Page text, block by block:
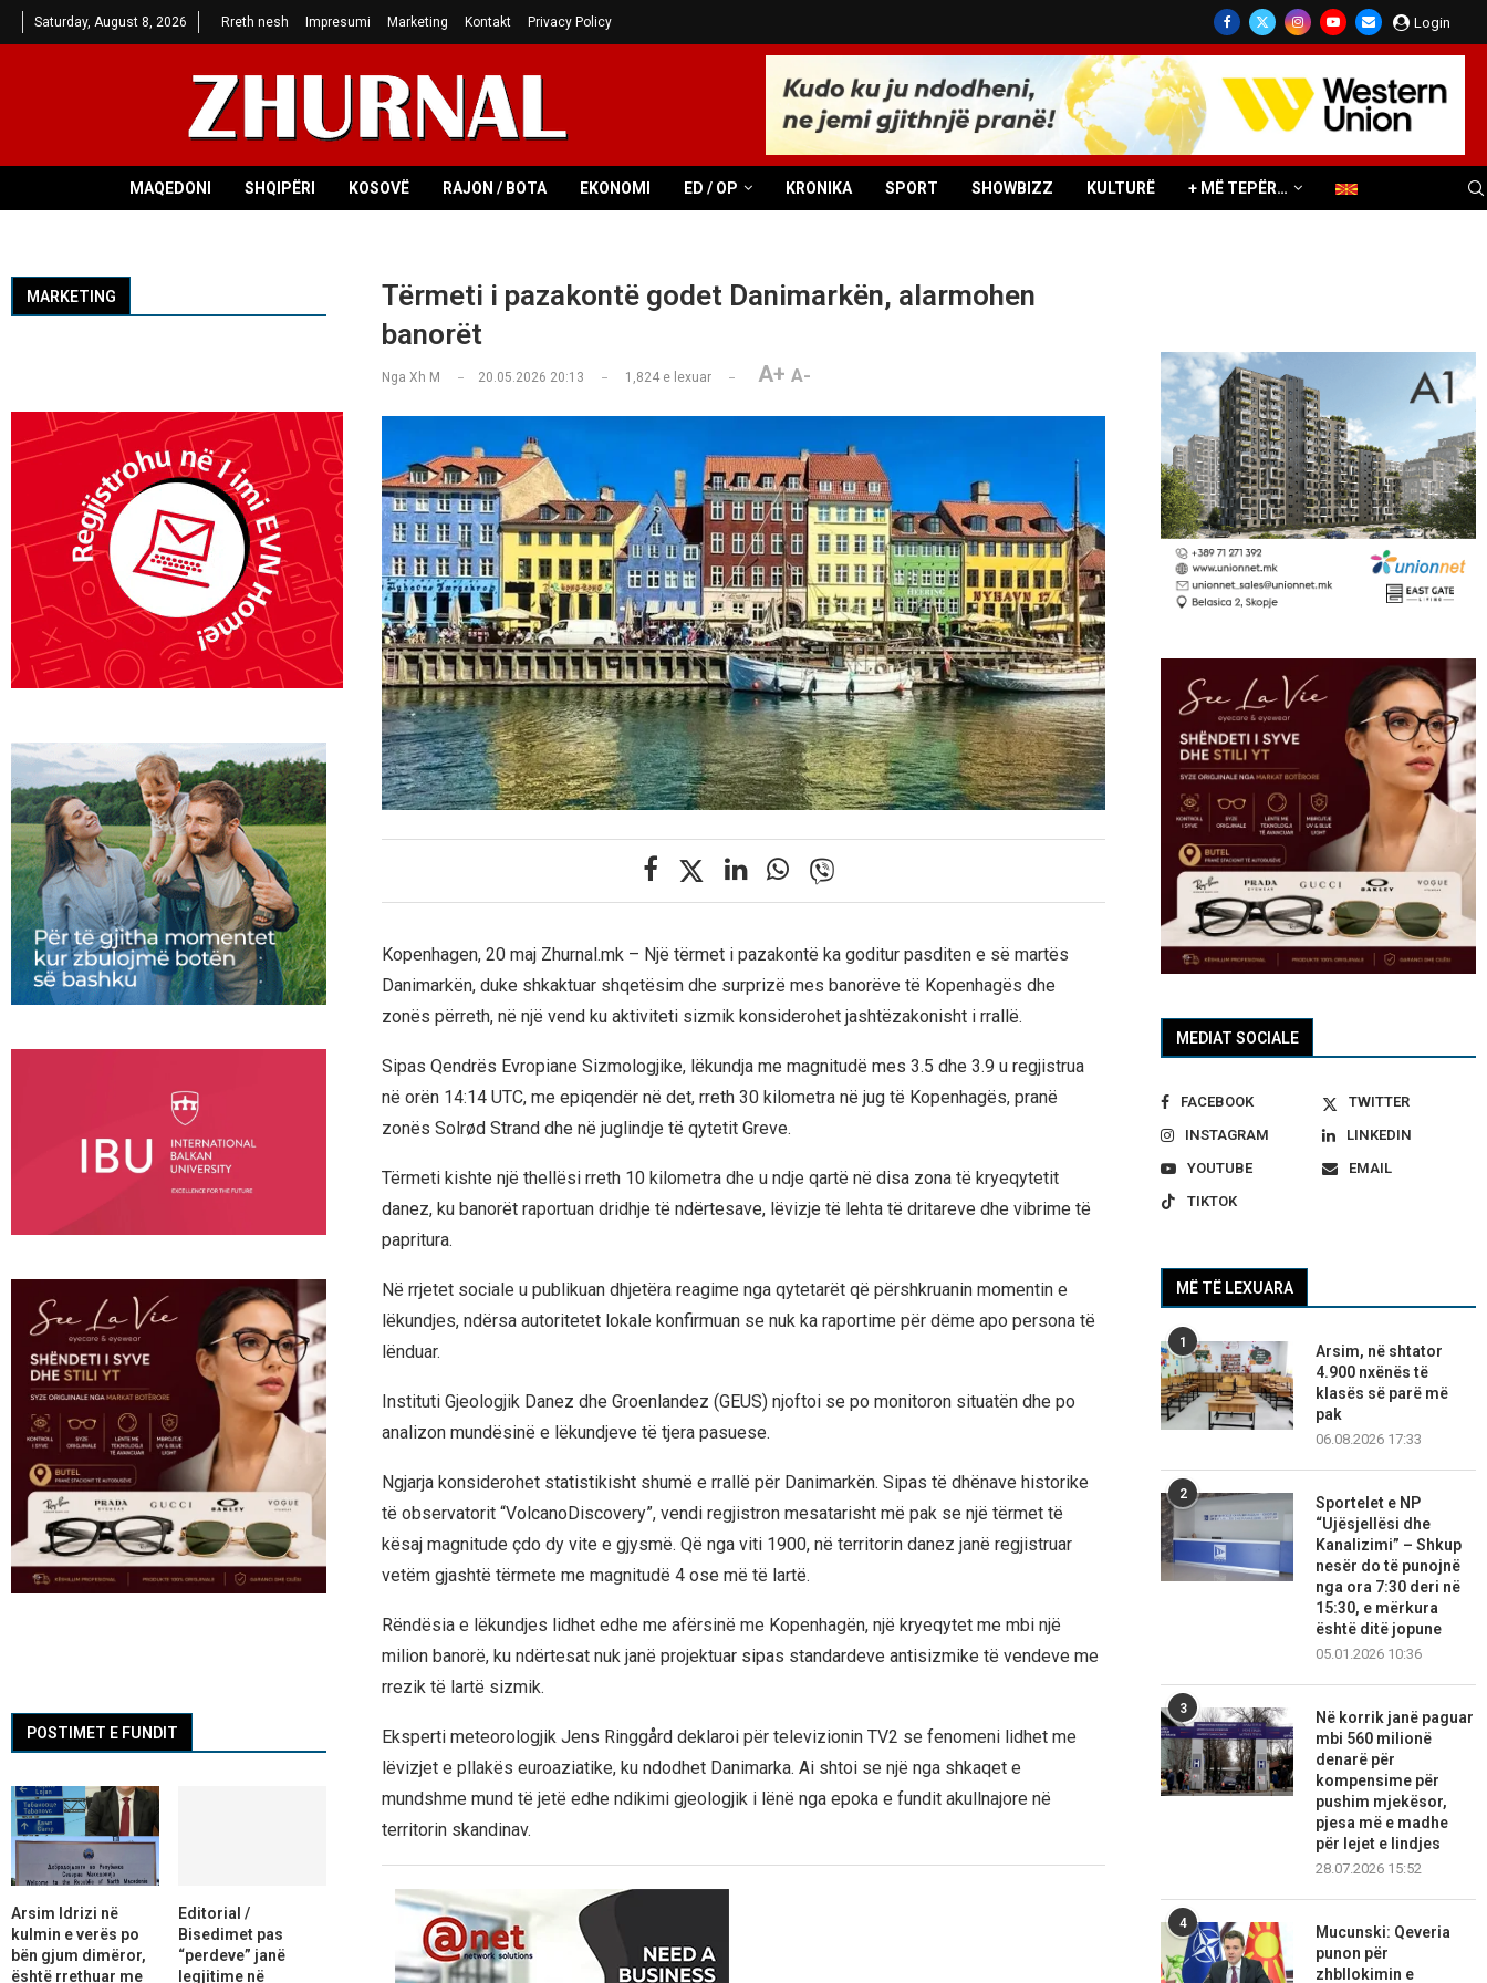
Saturday, August 8, 2026 Rreth nesh Impresumi Marketing Kontakt Privacy Policy Login
MAQEDONI SHQIPËRI KOSOVË RAJON / BOTA EKONOMI ED / OP KRONIKA SPORT SHOWBIZZ KULTURË + MË TEPËR…
Tërmeti i pazakontë godet Danimarkën, alarmohen
banorët
Nga Xh M 20.05.2026 20:13 1,824e lexuar A+ A-
Kopenhagen, 20 maj Zhurnal.mk – Një tërmet i pazakontë ka goditur pasditen e së martës
Danimarkën, duke shkaktuar shqetësim dhe surprizë mes banorëve të Kopenhagës dhe
zonës përreth, në një vend ku aktiviteti sizmik konsiderohet jashtëzakonisht i rrallë.
Sipas Qendrës Evropiane Sizmologjike, lëkundja me magnitudë mes 3.5 dhe 3.9 u regjistrua
në orën 14:14 UTC, me epiqendër në det, rreth 30 kilometra në jug të Kopenhagës, pranë
zonës Solrød Strand dhe në juglindje të qytetit Greve.
Tërmeti kishte një thellësi rreth 10 kilometra dhe u ndje qartë në disa zona të kryeqytetit
danez, ku banorët raportuan dridhje të ndërtesave, lëvizje të lehta të dritareve dhe vibrime të
papritura.
Në rrjetet sociale u publikuan dhjetëra reagime nga qytetarët që përshkruanin momentin e
lëkundjes, ndërsa autoritetet lokale konfirmuan se nuk ka raportime për dëme apo persona të
lënduar.
Instituti Gjeologjik Danez dhe Groenlandez (GEUS) njoftoi se po monitoron situatën dhe po
analizon mundësinë e lëkundjeve të tjera pasuese.
Ngjarja konsiderohet statistikisht shumë e rrallë për Danimarkën. Sipas të dhënave historike
të observatorit “VolcanoDiscovery”, vendi regjistron mesatarisht më pak se një tërmet të
kësaj magnitude çdo dy vite e gjysmë. Që nga viti 1900, në territorin danez janë regjistruar
vetëm gjashtë tërmete me magnitudë 4 ose më të lartë.
Rëndësia e lëkundjes lidhet edhe me afërsinë me Kopenhagën, një kryeqytet me mbi një
milion banorë, ku ndërtesat nuk janë projektuar sipas standardeve antisizmike të vendeve me
rrezik të lartë sizmik.
Eksperti meteorologjik Jens Ringgård deklaroi për televizionin TV2 se fenomeni lidhet me
lëvizjet e pllakës euroaziatike, ku ndodhet Danimarka. Ai shtoi se një nga shkaqet e
mundshme mund të jetë edhe ndikimi gjeologjik i lënë nga epoka e fundit akullnajore në
territorin skandinav.
MEDIAT SOCIALE
FACEBOOK
TWITTER
INSTAGRAM
LINKEDIN
YOUTUBE
EMAIL
TIKTOK
MË TË LEXUARA
1
Arsim, në shtator
4.900 nxënës të
klasës së parë më
pak
06.08.2026 17:33
2
Sportelet e NP
“Ujësjellësi dhe
Kanalizimi” – Shkup
nesër do të punojnë
nga ora 7:30 deri në
15:30, e mërkura
është ditë jopune
05.01.2026 10:36
3
Në korrik janë paguar
mbi 560 milionë
denarë për
kompensime për
pushim mjekësor,
pjesa më e madhe
për lejet e lindjes
28.07.2026 15:52
4
Mucunski: Qeveria
punon për
zhbllokimin e
MARKETING
POSTIMET E FUNDIT
Arsim Idrizi në
kulmin e verës po
bën gjum dimëror,
është rrethuar me
Editorial /
Bisedimet pas
“perdeve” janë
legjitime në